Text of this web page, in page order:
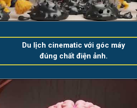
Du lịch cinematic với góc máy
đúng chất điện ảnh.